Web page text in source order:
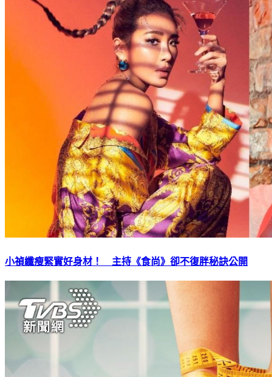
小禎纖瘦緊實好身材！ 主持《食尚》卻不復胖秘訣公開